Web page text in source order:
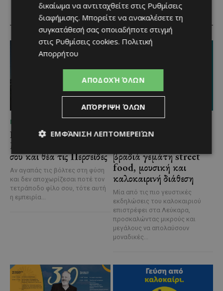
RELATED ARTICLES
ΜΈΝΟΥΜΕ ΚΎΠΡΟ
Βραδινή πεζοπορία στον
Μαχαιρά με τον σκύλο
σου και θέα τις Περσείδες
Αν αγαπάς τις βόλτες στη φύση
και δεν αποχωρίζεσαι ποτέ τον
τετράποδο φίλο σου, τότε αυτή
η εμπειρία...
Τα Λεύκαρα
βραδιά γεμάτη street
food, μουσική και
καλοκαιρινή διάθεση
Μία από τις πιο γευστικές
εκδηλώσεις του καλοκαιριού
επιστρέφει στα Λεύκαρα,
προσκαλώντας μικρούς και
μεγάλους να απολαύσουν
μοναδικές...
δικαίωμα να αντιταχθείτε στις Ρυθμίσεις
διαφήμισης. Μπορείτε να ανακαλέσετε τη
συγκατάθεσή σας οποιαδήποτε στιγμή
στις Ρυθμίσεις cookies. Πολιτική
Απορρήτου
ΑΠΟΔΟΧΉ ΌΛΩΝ
ΑΠΌΡΡΙΨΗ ΌΛΩΝ
ΕΜΦΆΝΙΣΗ ΛΕΠΤΟΜΕΡΕΙΏΝ